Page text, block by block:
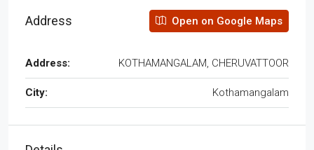
Address Open on Google Maps
Address: KOTHAMANGALAM, CHERUVATTOOR
City: Kothamangalam